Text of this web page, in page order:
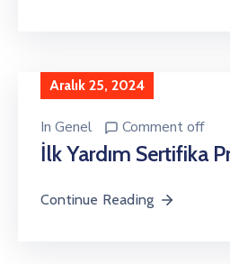
Aralık 25, 2024
In Genel Comment off
İlk Yardım Sertifika
Continue Reading